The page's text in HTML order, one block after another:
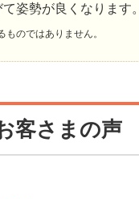
て姿勢が良くなります。
のではありません。
客さまの声